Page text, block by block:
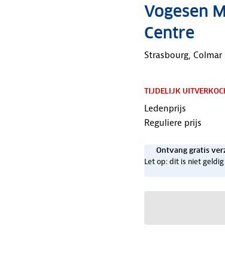
Vogesen
Centre
Strasbourg, Colmar
TIJDELIJK
Ledenprijs
Reguliere prijs
Ontvang gratis
Let op: dit is niet